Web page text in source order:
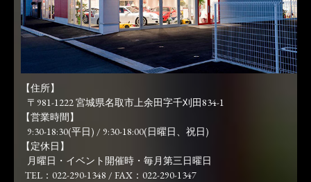
【住所】
〒981-1222 宮城県名取市上余田字千刈田834-1
【営業時間】
9:30-18:30(平日) / 9:30-18:00(日曜日、祝日)
【定休日】
月曜日・イベント開催時・毎月第三日曜日
TEL：022-290-1348 / FAX：022-290-1347